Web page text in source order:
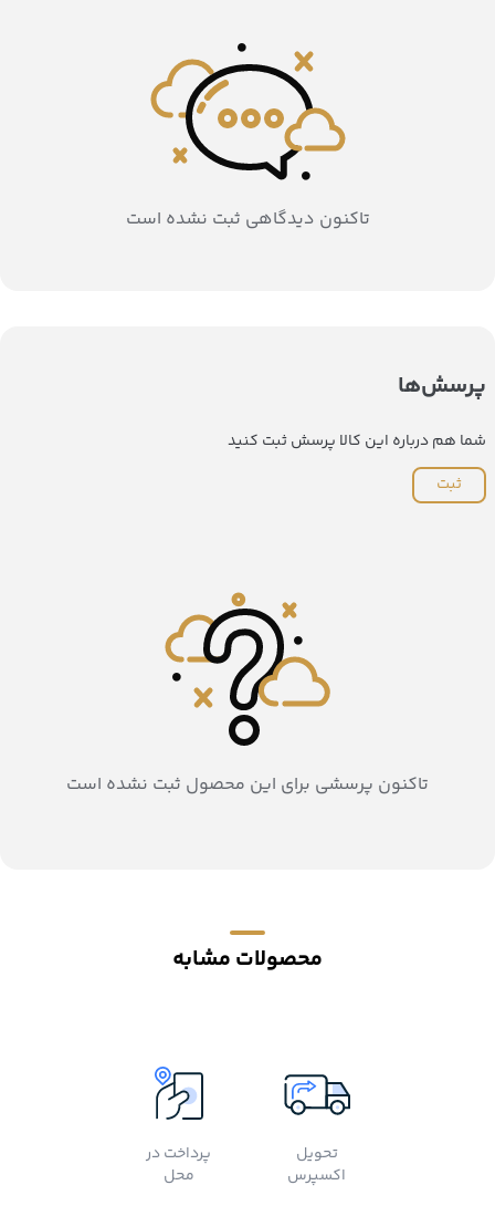
تاکنون دیدگاهی ثبت نشده است
پرسش‌ها
شما هم درباره این کالا پرسش ثبت کنید
ثبت
تاکنون پرسشی برای این محصول ثبت نشده است
محصولات مشابه
تحویل
اکسپرس
پرداخت در
محل